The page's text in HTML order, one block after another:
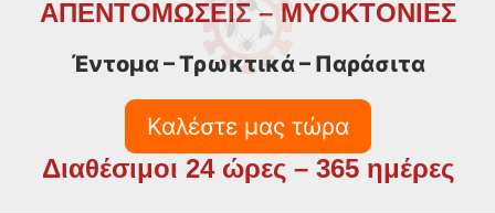
ΑΠΕΝΤΟΜΩΣΕΙΣ – ΜΥΟΚΤΟΝΙΕΣ
Έντομα – Τρωκτικά – Παράσιτα
Καλέστε μας τώρα
Διαθέσιμοι 24 ώρες – 365 ημέρες